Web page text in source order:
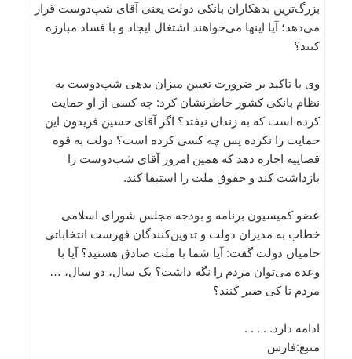
بزرگ‌ترین بدهکاران بانکی دولت یعنی آقای شب‌دوست قرار
می‌دهد؛ آیا اینها می‌خواهند اشتغال ایجاد و با فساد مبارزه
کنند؟
وی با تاکید بر ضرورت تعیین میزان بدهی شب‌دوست به
نظام بانکی کشور خاطرنشان کرد: چه کسی از او حمایت
کرده است که به زندان نیفتد؟ اگر آقای حسین فریدون این
حمایت را نکرده پس چه کسی کرده است؟ دولت به قوه
قضاییه اجازه دهد که همین امروز آقای شب‌دوست را
بازداشت کند و حقوق ملت را استیفا کند.
عضو کمیسیون برنامه و بودجه مجلس شورای اسلامی
خطاب به مدیران دولت و تدوین‌کنندگان فهرست انتخاباتی
حامیان دولت گفت: آیا شما با ملت صادق هستید؟ آیا با
وعده می‌توان مردم را نگه داشت؟ یک سال، دو سال، …
مردم تا کی صبر کنند؟
ادامه دارد. . . . .
منبع:فارس